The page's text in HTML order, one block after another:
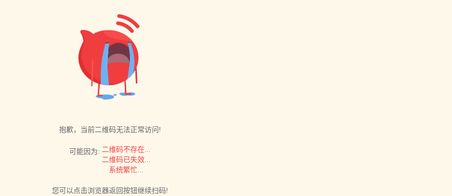
抱歉，当前二维码无法正常访问!
可能因为: 二维码不存在...
二维码已失效...
系统繁忙...
您可以点击浏览器返回按钮继续扫码!